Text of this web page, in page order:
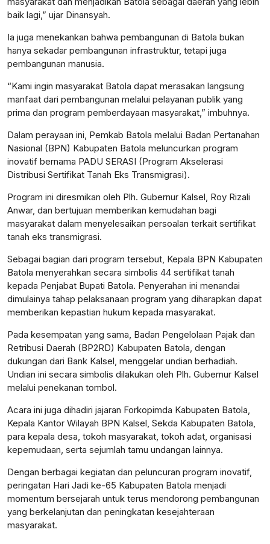
baik lagi,” ujar Dinansyah.
Ia juga menekankan bahwa pembangunan di Batola bukan
hanya sekadar pembangunan infrastruktur, tetapi juga
pembangunan manusia.
“Kami ingin masyarakat Batola dapat merasakan langsung
manfaat dari pembangunan melalui pelayanan publik yang
prima dan program pemberdayaan masyarakat,” imbuhnya.
Dalam perayaan ini, Pemkab Batola melalui Badan Pertanahan
Nasional (BPN) Kabupaten Batola meluncurkan program
inovatif bernama PADU SERASI (Program Akselerasi
Distribusi Sertifikat Tanah Eks Transmigrasi).
Program ini diresmikan oleh Plh. Gubernur Kalsel, Roy Rizali
Anwar, dan bertujuan memberikan kemudahan bagi
masyarakat dalam menyelesaikan persoalan terkait sertifikat
tanah eks transmigrasi.
Sebagai bagian dari program tersebut, Kepala BPN Kabupaten
Batola menyerahkan secara simbolis 44 sertifikat tanah
kepada Penjabat Bupati Batola. Penyerahan ini menandai
dimulainya tahap pelaksanaan program yang diharapkan dapat
memberikan kepastian hukum kepada masyarakat.
Pada kesempatan yang sama, Badan Pengelolaan Pajak dan
Retribusi Daerah (BP2RD) Kabupaten Batola, dengan
dukungan dari Bank Kalsel, menggelar undian berhadiah.
Undian ini secara simbolis dilakukan oleh Plh. Gubernur Kalsel
melalui penekanan tombol.
Acara ini juga dihadiri jajaran Forkopimda Kabupaten Batola,
Kepala Kantor Wilayah BPN Kalsel, Sekda Kabupaten Batola,
para kepala desa, tokoh masyarakat, tokoh adat, organisasi
kepemudaan, serta sejumlah tamu undangan lainnya.
Dengan berbagai kegiatan dan peluncuran program inovatif,
peringatan Hari Jadi ke-65 Kabupaten Batola menjadi
momentum bersejarah untuk terus mendorong pembangunan
yang berkelanjutan dan peningkatan kesejahteraan
masyarakat.